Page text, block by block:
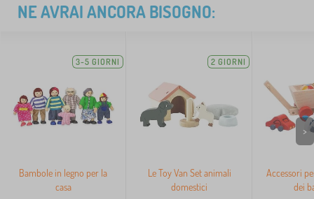
NE AVRAI ANCORA BISOGNO:
3-5 GIORNI
Bambole in legno per la
casa
2 GIORNI
Le Toy Van Set animali
domestici
Accessori
dei
>